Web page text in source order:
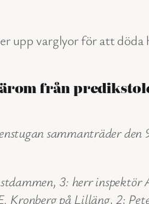
upp varglyor för att döda
från
sammanträder den
3: herr inspektör
Kronberg på Lilläng, 2;